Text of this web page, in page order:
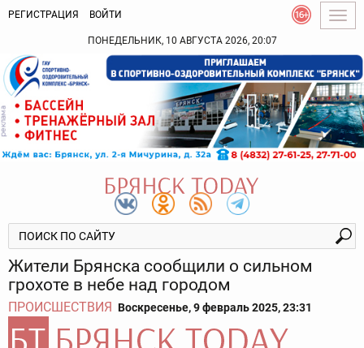
РЕГИСТРАЦИЯ ВОЙТИ
ПОНЕДЕЛЬНИК, 10 АВГУСТА 2026, 20:07
Жители Брянска сообщили о сильном
грохоте в небе над городом
ПРОИСШЕСТВИЯ Воскресенье, 9 февраль 2025, 23:31